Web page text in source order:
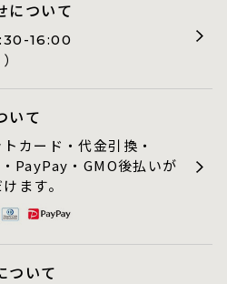
について
16:00
いて
カード・代金引換・
PayPay・GMO後払いが
ます。
ついて